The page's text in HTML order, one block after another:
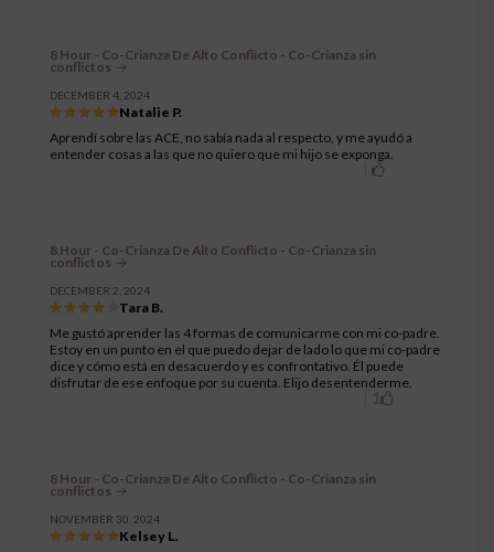
8 Hour - Co-Crianza De Alto Conflicto - Co-Crianza sin
conflictos
DECEMBER 4, 2024
Natalie P.
Aprendí sobre las ACE, no sabía nada al respecto, y me ayudó a
entender cosas a las que no quiero que mi hijo se exponga.
8 Hour - Co-Crianza De Alto Conflicto - Co-Crianza sin
conflictos
DECEMBER 2, 2024
Tara B.
Me gustó aprender las 4 formas de comunicarme con mi co-padre.
Estoy en un punto en el que puedo dejar de lado lo que mi co-padre
dice y cómo está en desacuerdo y es confrontativo. Él puede
disfrutar de ese enfoque por su cuenta. Elijo desentenderme.
1
8 Hour - Co-Crianza De Alto Conflicto - Co-Crianza sin
conflictos
NOVEMBER 30, 2024
Kelsey L.